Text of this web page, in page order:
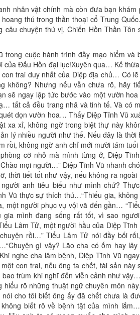
nhân vật chính mà còn đưa bạn
thú trong thần thoại cổ Trung
chuyện thú vị, Chiến Hồn Thần Tôn
trong cuộc hành trình đầy mạo hiểm và
của Đấu Hồn đại lục!Xuyên qua… Kế
trai duy nhất của Diệp địa chủ… Có
không? Nhưng nếu vẫn chưa rõ, hãy
sẽ ngay lập tức bước vào một vườn
tất cả đều trang nhã và tinh tế. Và có
dọn vườn hoa… Thấy Diệp Tĩnh Vũ
xa xỉ, không ngờ trong biệt thự này
lý nhiều người như thế. Nếu đây là thời
rồi, không ngờ anh chỉ mới mười tám
cỡ nhỏ mà mình từng ở, Diệp
mọi người…” Diệp Tĩnh Vũ nhanh
thời tiết tốt như vậy, nếu không ra ngoài
anh tiêu biểu như mình chứ?
Vũ thực sự thích thú…“Thiếu gia,
một người phục vụ vội vã đến gần…
gia mình đang sống rất tốt, vì sao
Lâm Tử, một người hầu của Diệp
rồi…” Tiểu Lâm Tử nói đầy bối
gì vậy? Lão cha có ốm hay
nghe cha lâm bệnh, Diệp Tĩnh Vũ
con trai, nếu ông ta chết, tài sản này
trùm khi nghĩ đến viễn cảnh như
hiểu rõ những thuật ngữ chuyên môn
cho tôi biết ông ấy đã chết chưa là
biết rõ về bệnh tật của mình